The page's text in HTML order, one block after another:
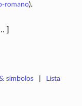
romano).
símbolos
Lista